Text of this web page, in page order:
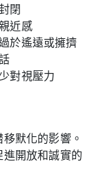
閉
近感
於遙遠或擁擠
對視壓力
默化的影響。
開放和誠實的